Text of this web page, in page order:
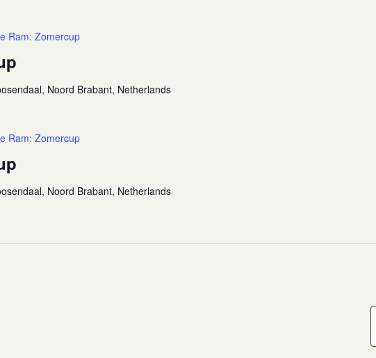
Ram: Zomercup
Noord Brabant, Netherlands
Ram: Zomercup
Noord Brabant, Netherlands